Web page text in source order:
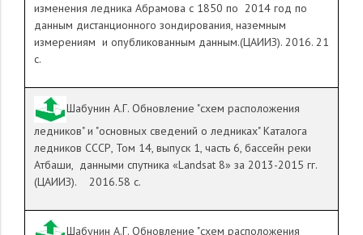
изменения ледника Абрамова c1850 по 2014 год по
данным дистанционного зондирования, наземным
измерениям и опубликованным данным.(ЦАИИЗ). 2016. 21
с.
Шабунин А.Г. Обновление "схем расположения
ледников" и "основных сведений о ледниках" Каталога
ледников СССР, Том 14, выпуск 1, часть 6, бассейн реки
Атбаши, данными спутника «Landsat8» за 2013-2015 гг.
(ЦАИИЗ). 2016.58 с.
Шабунин А.Г. Обновление "схем расположения